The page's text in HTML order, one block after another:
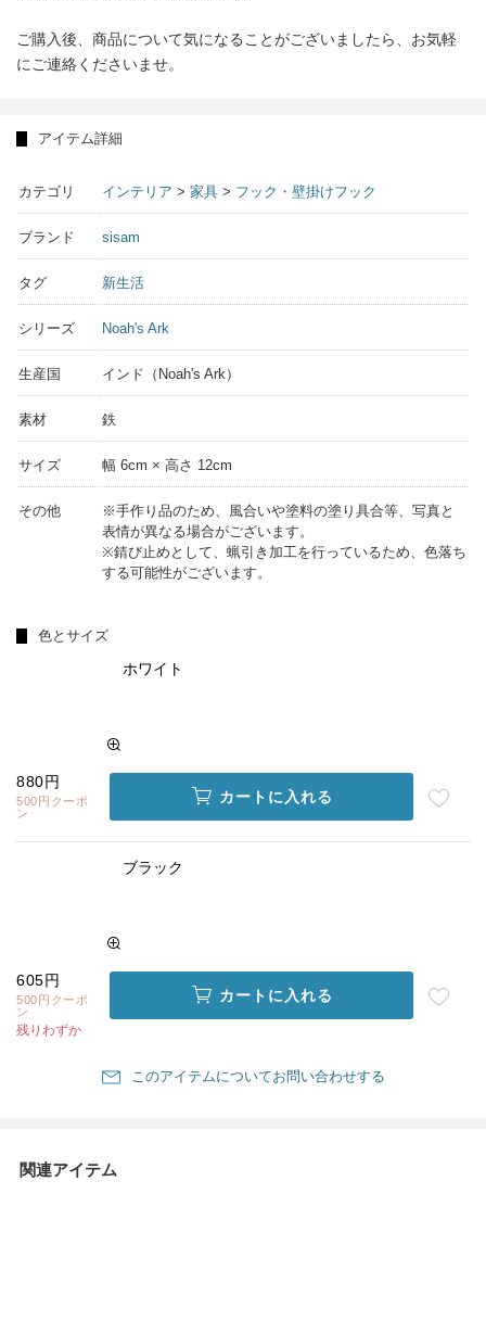
ご購入後、商品について気になることがございましたら、お気軽
にご連絡くださいませ。
アイテム詳細
カテゴリ インテリア > 家具 > フック・壁掛けフック
ブランド sisam
タグ 新生活
シリーズ Noah's Ark
生産国 インド（Noah's Ark）
素材 鉄
サイズ 幅 6cm × 高さ 12cm
その他
※手作り品のため、風合いや塗料の塗り具合等、写真と
表情が異なる場合がございます。
※錆び止めとして、蝋引き加工を行っているため、色落ち
する可能性がございます。
色とサイズ
ホワイト
880円
500円クーポ
ン
カートに入れる
ブラック
605円
500円クーポ
ン
残りわずか
カートに入れる
このアイテムについてお問い合わせする
関連アイテム